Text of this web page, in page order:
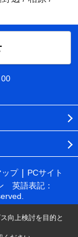
ップ
PCサイト
英語表記：
向上検討を目的と